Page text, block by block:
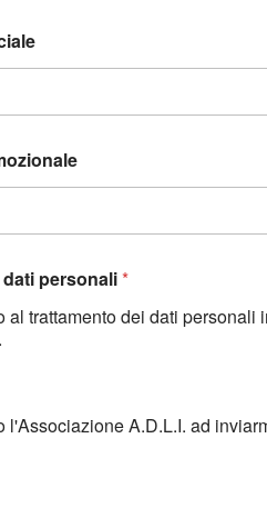
personali*
al trattamento dei dati
l'Associazione A.D.L.I. ad